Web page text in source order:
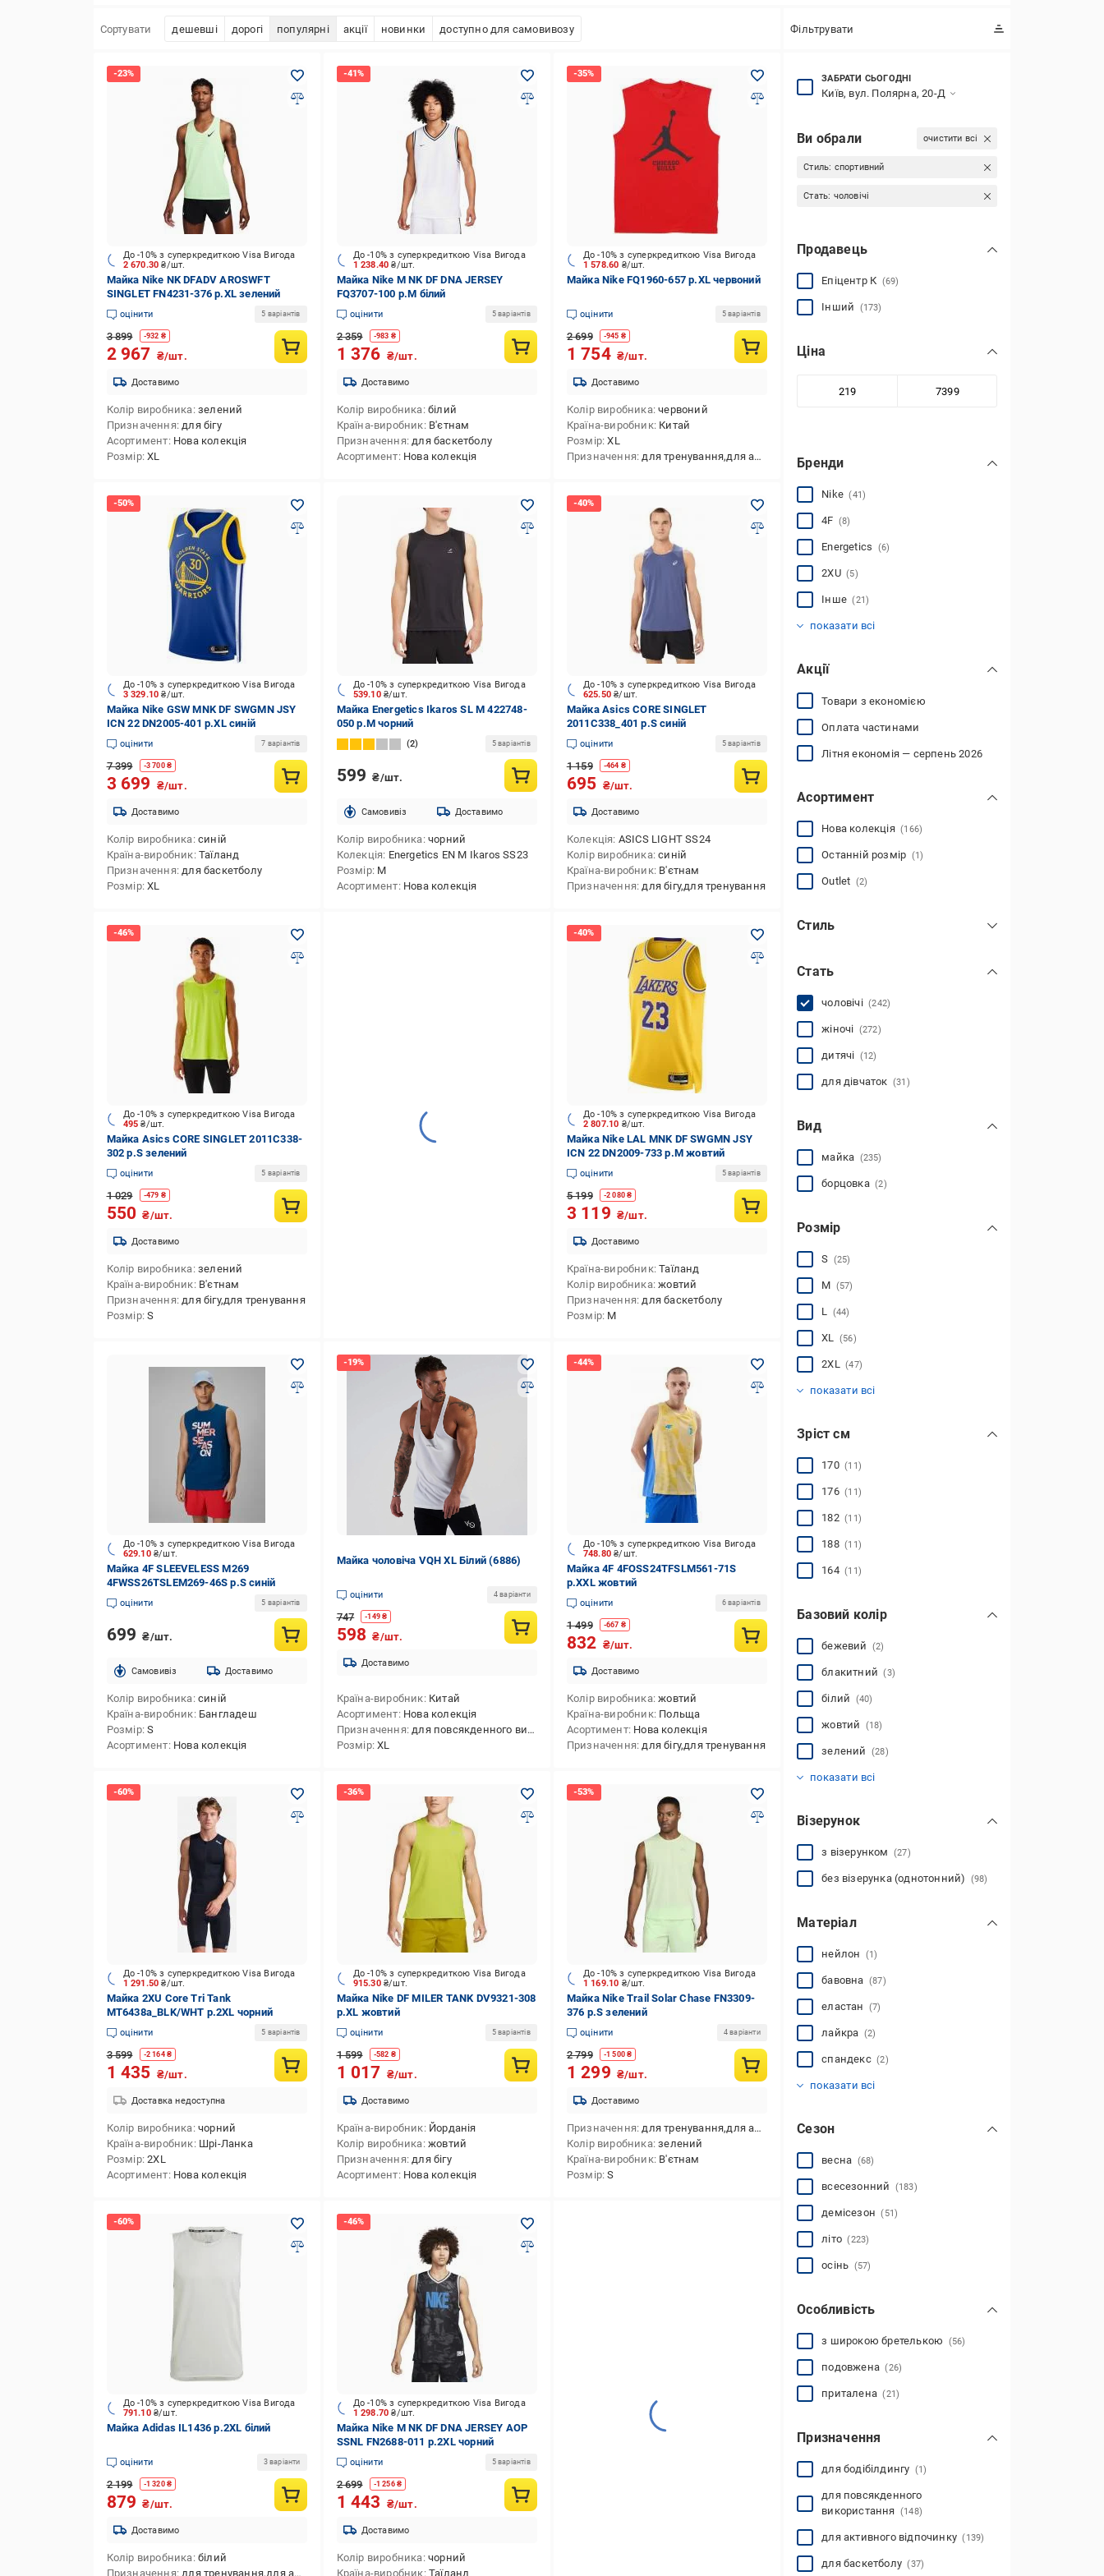
Сортувати дешевші дорогі популярні акції новинки доступно для самовивозу Фільтрувати
2 670.30₴/шт.
До -10% з суперкредиткою Visa Вигода
Майка Nike NK DFADV AROSWFT
SINGLET FN4231-376 р.XL зелений
оцінити 5 варіантів
3 899 -932 ₴
2 967 ₴/шт.
Доставимо
Колір виробника зелений
Призначення для бігу
Асортимент Нова колекція
Розмір XL
1 238.40₴/шт.
До -10% з суперкредиткою Visa Вигода
Майка Nike M NK DF DNA JERSEY
FQ3707-100 р.M білий
оцінити 5 варіантів
2 359 -983 ₴
1 376 ₴/шт.
Доставимо
Колір виробника білий
Країна-виробник В'єтнам
Призначення для баскетболу
Асортимент Нова колекція
1 578.60 ₴/шт.
До -10% з суперкредиткою Visa Вигода
Майка Nike FQ1960-657 р.XL червоний
оцінити 5 варіантів
2 699 -945 ₴
1 754 ₴/шт.
Доставимо
Колір виробника червоний
Країна-виробник Китай
Розмір XL
Призначення для тренування,для активного відпочинку,для повсякденного використання
3 329.10₴/шт.
До -10% з суперкредиткою Visa Вигода
Майка Nike GSW MNK DF SWGMN JSY
ICN 22 DN2005-401 р.XL синій
оцінити 7 варіантів
7 399 -3 700₴
3 699 ₴/шт.
Доставимо
Колір виробника синій
Країна-виробник Таїланд
Призначення для баскетболу
Розмір XL
539.10₴/шт.
До -10% з суперкредиткою Visa Вигода
Майка Energetics Ikaros SL M 422748-
050 р.M чорний
2 5 варіантів
599 ₴/шт.
Cамовивіз Доставимо
Колір виробника чорний
Колекція Energetics EN M Ikaros SS23
Розмір M
Асортимент Нова колекція
625.50₴/шт.
До -10% з суперкредиткою Visa Вигода
Майка Asics CORE SINGLET
2011C338_401 р.S синій
оцінити 5 варіантів
1 159 -464 ₴
695 ₴/шт.
Доставимо
Колекція ASICS LIGHT SS24
Колір виробника синій
Країна-виробник В'єтнам
Призначення для бігу,для тренування
495₴/шт.
До -10% з суперкредиткою Visa Вигода
Майка Asics CORE SINGLET 2011C338-
302 р.S зелений
оцінити 5 варіантів
1 029 -479 ₴
550 ₴/шт.
Доставимо
Колір виробника зелений
Країна-виробник В'єтнам
Призначення для бігу,для тренування
Розмір S
2 807.10 ₴/шт.
До -10% з суперкредиткою Visa Вигода
Майка Nike LAL MNK DF SWGMN JSY
ICN 22 DN2009-733 р.M жовтий
оцінити 5 варіантів
5 199 -2 080₴
3 119 ₴/шт.
Доставимо
Країна-виробник Таїланд
Колір виробника жовтий
Призначення для баскетболу
Розмір M
629.10 ₴/шт.
До -10% з суперкредиткою Visa Вигода
Майка 4F SLEEVELESS M269
4FWSS26TSLEM269-46S р.S синій
оцінити 5 варіантів
699 ₴/шт.
Cамовивіз Доставимо
Колір виробника синій
Країна-виробник Бангладеш
Розмір S
Асортимент Нова колекція
Майка чоловіча VQH XL Білий (6886)
оцінити 4 варіанти
747 -149 ₴
598 ₴/шт.
Доставимо
Країна-виробник Китай
Асортимент Нова колекція
Призначення для повсякденного використання,для тренування,для пляжу,для бігу,для активного відпочинку
Розмір XL
748.80₴/шт.
До -10% з суперкредиткою Visa Вигода
Майка 4F 4FOSS24TFSLM561-71S
р.XXL жовтий
оцінити 6 варіантів
1 499 -667 ₴
832 ₴/шт.
Доставимо
Колір виробника жовтий
Країна-виробник Польща
Асортимент Нова колекція
Призначення для бігу,для тренування
1 291.50₴/шт.
До -10% з суперкредиткою Visa Вигода
Майка 2XU Core Tri Tank
MT6438a_BLK/WHT р.2XL чорний
оцінити 5 варіантів
3 599 -2 164₴
1 435 ₴/шт.
Доставка недоступна
Колір виробника чорний
Країна-виробник Шрі-Ланка
Розмір 2XL
Асортимент Нова колекція
915.30₴/шт.
До -10% з суперкредиткою Visa Вигода
Майка Nike DF MILER TANK DV9321-308
р.XL жовтий
оцінити 5 варіантів
1 599 -582 ₴
1 017 ₴/шт.
Доставимо
Країна-виробник Йорданія
Колір виробника жовтий
Призначення для бігу
Асортимент Нова колекція
1 169.10 ₴/шт.
До -10% з суперкредиткою Visa Вигода
Майка Nike Trail Solar Chase FN3309-
376 р.S зелений
оцінити 4 варіанти
2 799 -1 500₴
1 299 ₴/шт.
Доставимо
Призначення для тренування,для активного відпочинку,для повсякденного використання
Колір виробника зелений
Країна-виробник В'єтнам
Розмір S
791.10 ₴/шт.
До -10% з суперкредиткою Visa Вигода
Майка Adidas IL1436 р.2XL білий
оцінити 3 варіанти
2 199 -1 320₴
879 ₴/шт.
Доставимо
Колір виробника білий
Призначення для тренування,для активного відпочинку,для повсякденного використання
1 298.70₴/шт.
До -10% з суперкредиткою Visa Вигода
Майка Nike M NK DF DNA JERSEY AOP
SSNL FN2688-011 р.2XL чорний
оцінити 5 варіантів
2 699 -1 256₴
1 443 ₴/шт.
Доставимо
Колір виробника чорний
Країна-виробник Таїланд
ЗАБРАТИ СЬОГОДНІ
Київ, вул. Полярна, 20-Д
Ви обрали очистити всі
Стиль: спортивний
Стать: чоловічі
Продавець
Епіцентр К (69)
Інший (173)
Ціна
Бренди
Nike(41)
4F (8)
Energetics (6)
2XU(5)
Інше(21)
показати всі
Акції
Товари з економією
Оплата частинами
Літня економія — серпень 2026
Асортимент
Нова колекція(166)
Останній розмір (1)
Outlet (2)
Стиль
повсякденний
Стать
чоловічі(242)
жіночі (272)
дитячі (12)
для дівчаток (31)
Вид
майка (235)
борцовка(2)
Розмір
S (25)
M (57)
L (44)
XL (56)
2XL(47)
показати всі
Зріст см
170(11)
176(11)
182(11)
188(11)
164(11)
Базовий колір
бежевий (2)
блакитний(3)
білий (40)
жовтий (18)
зелений (28)
показати всі
Візерунок
з візерунком (27)
без візерунка (однотонний) (98)
Матеріал
нейлон (1)
бавовна (87)
еластан (7)
лайкра (2)
спандекс(2)
показати всі
Сезон
весна (68)
всесезонний (183)
демісезон(51)
літо(223)
осінь (57)
Особливість
з широкою бретелькою (56)
подовжена(26)
приталена(21)
Призначення
для бодібілдингу (1)
для повсякденного
використання (148)
для активного відпочинку(139)
для баскетболу(37)